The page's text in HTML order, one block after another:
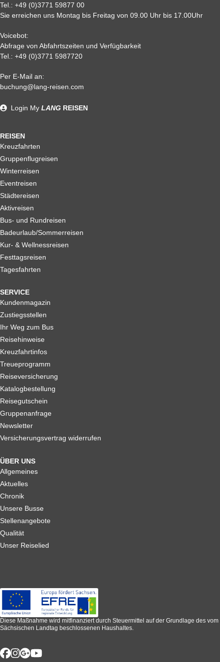
Alle weiteren Stronierungsbedingungen entnehmen Sie bitte
unseren AGB. Wir empfehlen Ihnen den Abschluss einer
Reiserücktrittskostenversicherung
Tel.: +49 (0)3771 59877 00
Sie erreichen uns Montag bis Freitag von 09.00 Uhr bis 17.00Uhr
Voicebot:
Abfrage von Abfahrtszeiten und Verfügbarkeit
Tel.: +49 (0)3771 5987720
Per E-Mail an:
buchung@lang-reisen.com
REISEN
Kreuzfahrten
Gruppenflugreisen
Winterreisen
Eventreisen
Städtereisen
Aktivreisen
Bus- und Rundreisen
Badeurlaub/Sommerreisen
Kur- & Wellnessreisen
Festtagsreisen
Tagesfahrten
SERVICE
Kundenmagazin
Zustiegsstellen
Ihr Weg zum Bus
Reisehinweise
Kreuzfahrtinfos
Treueprogramm
Reiseversicherung
Katalogbestellung
Reisegutschein
Gruppenanfrage
Newsletter
Versicherungsvertrag widerrufen
ÜBER UNS
Allgemeines
Aktuelles
Chronik
Unsere Busse
Stellenangebote
Qualität
Unser Reiselied
Login My LANG REISEN
Diese Maßnahme wird mitfinanziert durch Steuermittel auf der Grundlage des vom
Sächsischen Landtag beschlossenen Haushaltes.